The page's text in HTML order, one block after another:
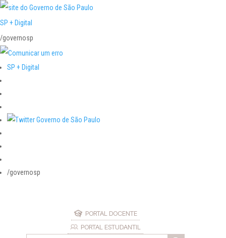
SP + Digital
/governosp
SP + Digital
/governosp
PORTAL DOCENTE
PORTAL ESTUDANTIL